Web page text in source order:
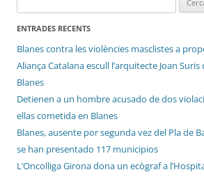
ENTRADES RECENTS
Blanes contra les violències masclistes a
Aliança Catalana escull l’arquitecte Joan Suris
Blanes
Detienen a un hombre acusado de dos
ellas cometida en Blanes
Blanes, ausente por segunda vez del Pla de
se han presentado 117 municipios
L’Oncolliga Girona dona un ecògraf a